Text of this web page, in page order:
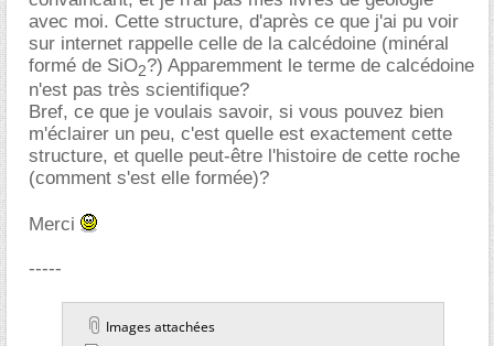
avec moi. Cette structure, d'après ce que j'ai pu voir
sur internet rappelle celle de la calcédoine (minéral
formé de SiO2?) Apparemment le terme de calcédoine
n'est pas très scientifique?
Bref, ce que je voulais savoir, si vous pouvez bien
m'éclairer un peu, c'est quelle est exactement cette
structure, et quelle peut-être l'histoire de cette roche
(comment s'est elle formée)?
Merci
-----
Images attachées